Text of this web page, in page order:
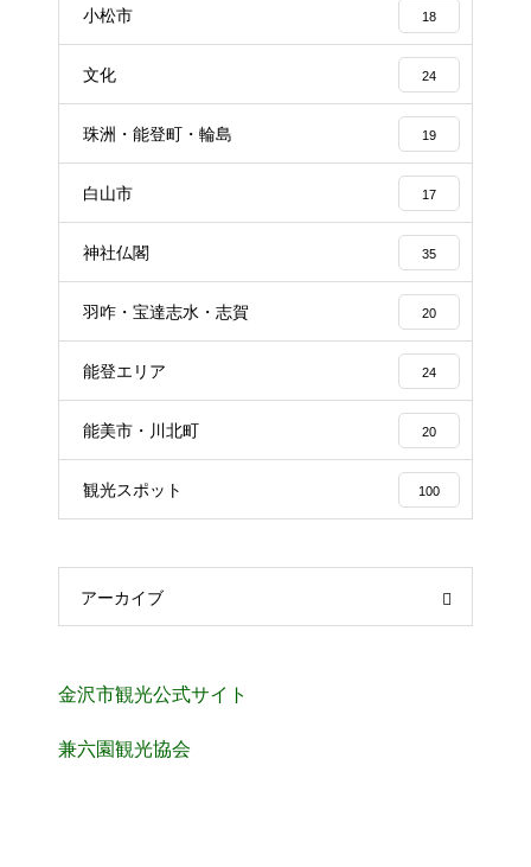
小松市 18
文化 24
珠洲・能登町・輪島 19
白山市 17
神社仏閣 35
羽咋・宝達志水・志賀 20
能登エリア 24
能美市・川北町 20
観光スポット 100
アーカイブ
金沢市観光公式サイト
兼六園観光協会